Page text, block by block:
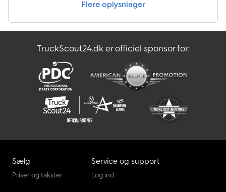
flere tilbud på vores hjemmeside: [indsæt hjemmeside].
en garanti. Det bindende er købskontrakten, der indgås i bilhuset
Crjdpfxjzh U Ens Ab Ejf
Flere oplysninger
TruckScout24.dk er officiel sponsor for:
Sælg
Priser og takster
Service og support
Log ind